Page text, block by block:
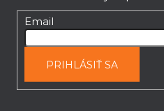
Email
PRIHLÁSIŤ SA